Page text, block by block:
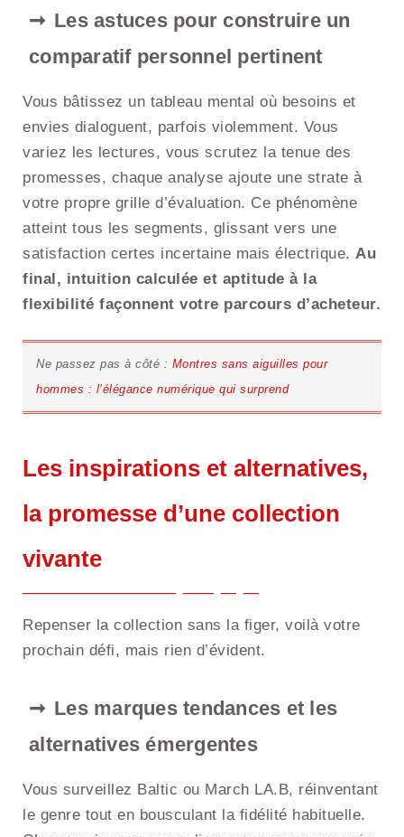
Les astuces pour construire un
comparatif personnel pertinent
Vous bâtissez un tableau mental où besoins et
envies dialoguent, parfois violemment. Vous
variez les lectures, vous scrutez la tenue des
promesses, chaque analyse ajoute une strate à
votre propre grille d’évaluation. Ce phénomène
atteint tous les segments, glissant vers une
satisfaction certes incertaine mais électrique. Au
final, intuition calculée et aptitude à la
flexibilité façonnent votre parcours d’acheteur.
Ne passez pas à côté : Montres sans aiguilles pour
hommes : l’élégance numérique qui surprend
Les inspirations et alternatives,
la promesse d’une collection
vivante
Repenser la collection sans la figer, voilà votre
prochain défi, mais rien d’évident.
Les marques tendances et les
alternatives émergentes
Vous surveillez Baltic ou March LA.B, réinventant
le genre tout en bousculant la fidélité habituelle.